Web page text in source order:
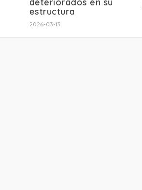
deteriorados en su
estructura
2026-03-13